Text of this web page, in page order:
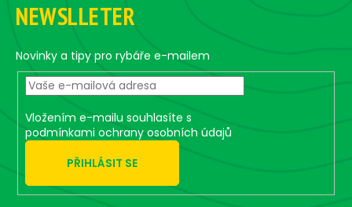
g
c
o
n
t
r
s
NEWSLLETER
Novinky a tipy pro rybáře e-mailem
Vložením e-mailu souhlasíte s
podmínkami ochrany osobních údajů
PŘIHLÁSIT SE